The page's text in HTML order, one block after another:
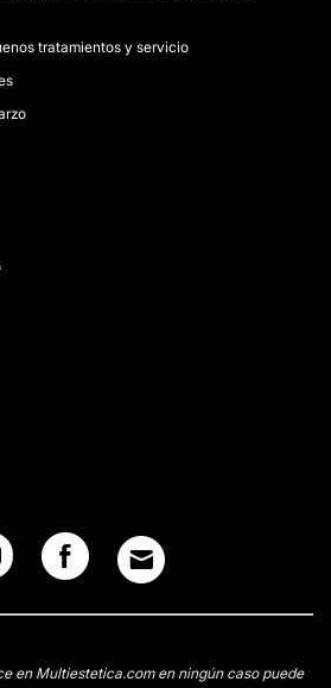
tratamientos y servicio
en Multiestetica.com en ningún caso puede